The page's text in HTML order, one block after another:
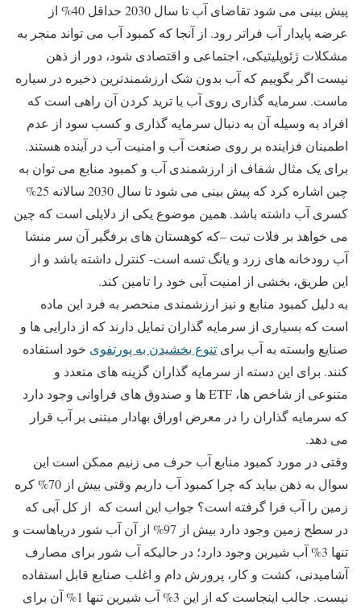
پیش بینی می شود تقاضای آب تا سال 2030 حداقل 40% از
عرضه پایدار آب فراتر رود. از آنجا که کمبود آب می تواند منجر به
مشکلات ژئوپلیتیکی، اجتماعی و اقتصادی شود، دور از ذهن
نیست اگر بگوییم که آب بدون شک ارزشمندترین ذخیره در سیاره
ماست. سرمایه گذاری روی آب یا ترید کردن آن راهی است که
افراد به وسیله آن به دنبال سرمایه گذاری و کسب سود از عدم
اطمینان فزاینده بر روی صنعت آب و امنیت آب در آینده هستند.
برای یک مثال شفاف از ارزشمندی آب و کمبود منابع می توان به
چین اشاره کرد که پیش بینی می شود تا سال 2030 سالانه 25%
کسری آب داشته باشد. همین موضوع یکی از دلایلی است که چین
می خواهد بر فلات تبت –که کوهستان های برفگیر آن سر منشا
آب رودخانه های زرد و یانگ تسه است- کنترل داشته باشد و از
این طریق، بخشی از امنیت آبی خود را تامین کند.
به دلیل کمبود منابع و نیز ارزشمندی منحصر به فرد این ماده
است که بسیاری از سرمایه گذاران تمایل دارند که از دارایی ها و
صنایع وابسته به آب برای تنوع بخشیدن به پورتفوی خود استفاده
کنند. برای این دسته از سرمایه گذاران گزینه های متعدد و
متنوعی از شاخص ها، ETF ها و صندوق های فراوانی وجود دارد
که سرمایه گذاران را در معرض اوراق بهادار مبتنی بر آب قرار
می دهد.
وقتی در مورد کمبود منابع آب حرف می زنیم ممکن است این
سوال به ذهن بیاید که چرا کمبود آب داریم وقتی بیش از 70% کره
زمین را آب فرا گرفته است؟ جواب این است که از کل آبی که
در سطح زمین وجود دارد بیش از 97% از آن آب شور دریاهاست و
تنها 3% آب شیرین وجود دارد؛ در حالیکه آب شور برای مصارف
آشامیدنی، کشت و کار، پرورش دام و اغلب صنایع قابل استفاده
نیست. جالب اینجاست که از این 3% آب شیرین تنها 1% آن برای